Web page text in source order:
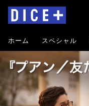
ホーム スペシャル